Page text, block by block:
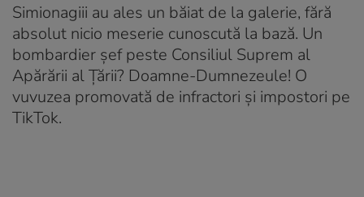
Simionagiii au ales un băiat de la galerie, fără
absolut nicio meserie cunoscută la bază. Un
bombardier șef peste Consiliul Suprem al
Apărării al Țării? Doamne-Dumnezeule! O
vuvuzea promovată de infractori și impostori pe
TikTok.